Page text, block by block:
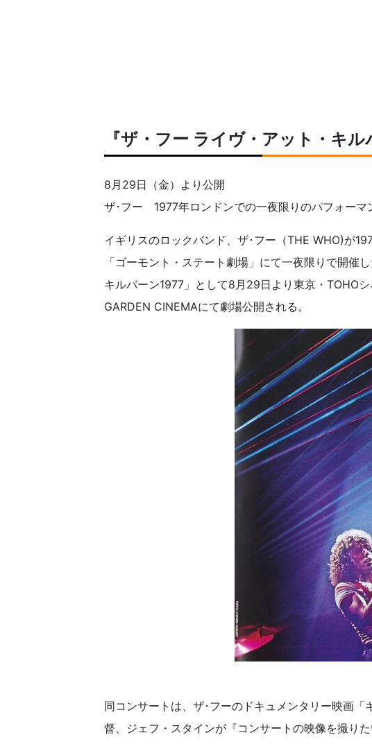
『ザ・フー ライヴ・アット・キ
8月29日（金）より公開
ザ･フー 1977年ロンドンでの一夜限りのパフォーマ
イギリスのロックバンド、ザ･フー（THE WHO)が
「ゴーモント・ステート劇場」にて一夜限りで開催
キルバーン1977」として8月29日より東京・TOHO
GARDEN CINEMAにて劇場公開される。
同コンサートは、ザ･フーのドキュメンタリー映画
督、ジェフ・スタインが『コンサートの映像を撮り